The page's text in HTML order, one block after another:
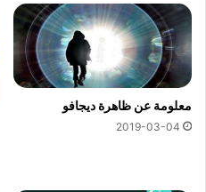
معلومة عن ظاهرة ديجافو
2019-03-04